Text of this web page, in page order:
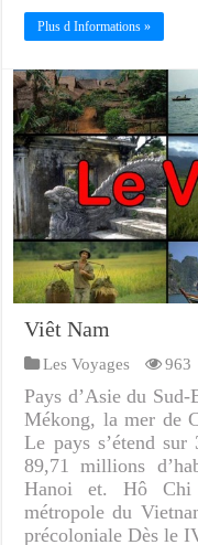
Plus d Informations »
Viêt Nam
Les Voyages 963
Pays d’Asie du
Mékong, la mer de
Le pays s’étend
89,71 millions
Hanoi et. Hô Chi
métropole du
précoloniale Dès le